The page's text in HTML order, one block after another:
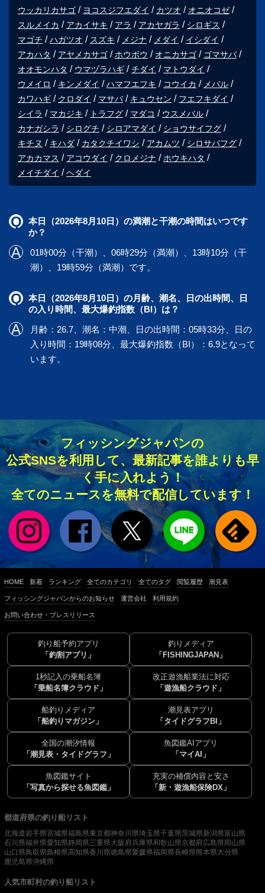
ウッカリカサゴ
ヨコスジフエダイ カツオ
オニオコゼ
スルメイカ
アカイサキ アラ アカヤガラ
シロギス
マゴチ
ハガツオ スズキ メジナ メダイ
イシダイ
アカハタ
アヤメカサゴ ホウボウ オニカサゴ
ゴマサバ
オオモンハタ
ウマヅラハギ チダイ
マトウダイ
ウメイロ
キンメダイ ハマフエフキ コウイカ
メバル
カワハギ
クロダイ マサバ キュウセン
フエフキダイ
シイラ
マカジキ トラフグ マダコ
ウスメバル
カナガシラ
シログチ シロアマダイ
ショウサイフグ
キチヌ
キハダ カタクチイワシ アカムツ
シロサバフグ
アカカマス
アコウダイ クロメジナ
ホウキハタ
メイチダイ
ヘダイ
本日（2026年8月10日）の満潮と干潮の時間はいつです
か？
01時00分（干潮）、06時29分（満潮）、13時10分（干
潮）、19時59分（満潮）です。
本日（2026年8月10日）の月齢、潮名、日の出時間、日
の入り時間、最大爆釣指数（BI）は？
月齢：26.7、潮名：中潮、日の出時間：05時33分、日の
入り時間：19時08分、最大爆釣指数（BI）：6.9となって
います。
フィッシングジャパンの
公式SNSを利用して、最新記事を誰よりも早
く手に入れよう！
全てのニュースを無料で配信しています！
HOME 新着 ランキング 全てのカテゴリ 全てのタグ 閲覧履歴 潮見表
フィッシングジャパンからのお知らせ 運営会社 利用規約
お問い合わせ・プレスリリース
釣り船予約アプリ
「釣割アプリ」
釣りメディア
「FISHINGJAPAN」
1秒記入の乗船名簿
「乗船名簿クラウド」
改正遊漁船業法に対応
「遊漁船クラウド」
船釣りメディア
「船釣りマガジン」
潮見表アプリ
「タイドグラフBI」
全国の潮汐情報
「潮見表・タイドグラフ」
魚図鑑AIアプリ
「マイAI」
魚図鑑サイト
「写真から探せる魚図鑑」
充実の補償内容と安さ
「新・遊漁船保険DX」
都道府県の釣り船リスト
北海道岩手県宮城県福島県東京都神奈川県埼玉県千葉県茨城県新潟県富山県
石川県福井県愛知県静岡県三重県大阪府兵庫県和歌山県京都府広島県岡山県
山口県鳥取県島根県高知県香川県徳島県愛媛県福岡県長崎県熊本県大分県
鹿児島県沖縄県
人気市町村の釣り船リスト